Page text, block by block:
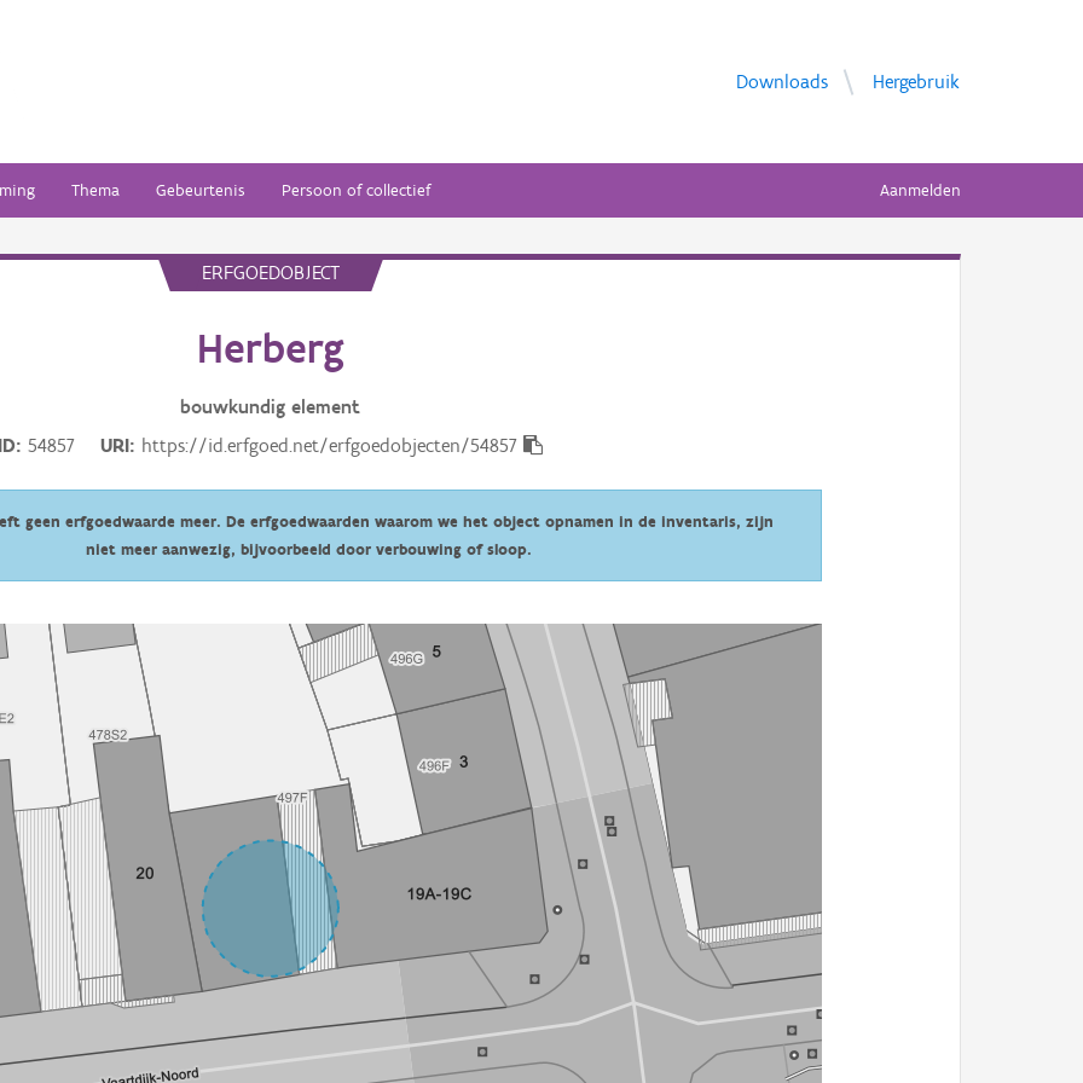
Downloads Hergebruik
Thema Gebeurtenis Persoon of collectief Aanmelden
ERFGOEDOBJECT
Herberg
bouwkundig element
54857 URI https://id.erfgoed.net/erfgoedobjecten/54857
geen erfgoedwaarde meer. De erfgoedwaarden waarom we het object opnamen in de inventaris, zijn
niet meer aanwezig, bijvoorbeeld door verbouwing of sloop.